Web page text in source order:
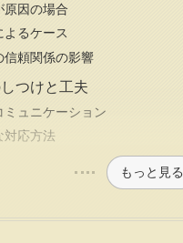
原因の場合
よるケース
信頼関係の影響
つけと工夫
ミュニケーション
対応方法
もっと見る